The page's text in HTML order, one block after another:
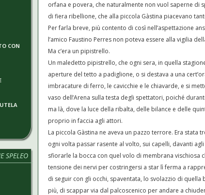
CON
SPELEO
orfana e povera, che naturalmente non vuol saperne di
di fiera ribellione, che alla piccola Gàstina piacevano
Per farla breve, più contento di così nell’aspettazione
l’amico Faustino Perres non poteva essere alla vigilia
Ma c’era un pipistrello.
Un maledetto pipistrello, che ogni sera, in quella
aperture del tetto a padiglione, o si destava a una
imbracature di ferro, le cavicchie e le chiavarde, e si
vaso dell’Arena sulla testa degli spettatori, poiché
ma là, dove la luce della ribalta, delle bilance e delle
proprio in faccia agli attori.
La piccola Gàstina ne aveva un pazzo terrore. Era stata
ogni volta passar rasente al volto, sui capelli, davanti
sfiorarle la bocca con quel volo di membrana vischiosa
tensione dei nervi per costringersi a star lì ferma a
di seguir con gli occhi, spaventata, lo svolazzio di
più, di scappar via dal palcoscenico per andare a